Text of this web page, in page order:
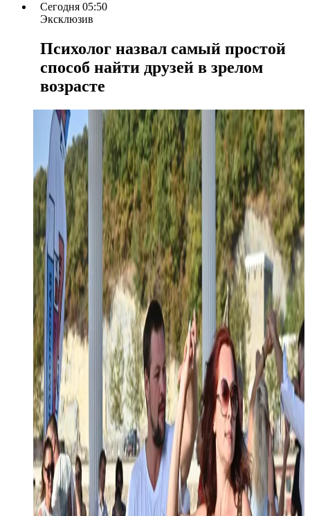
Сегодня 05:50
Эксклюзив
Психолог назвал самый простой
способ найти друзей в зрелом
возрасте